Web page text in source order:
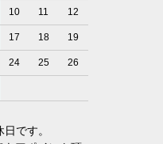
10 11 12
17 18 19
24 25 26
です。